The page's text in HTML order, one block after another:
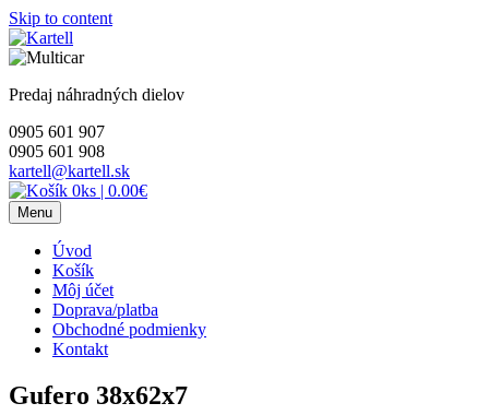
Skip to content
Predaj náhradných dielov
0905 601 907
0905 601 908
kartell@kartell.sk
0ks | 0.00€
Menu
Úvod
Košík
Môj účet
Doprava/platba
Obchodné podmienky
Kontakt
Gufero 38x62x7